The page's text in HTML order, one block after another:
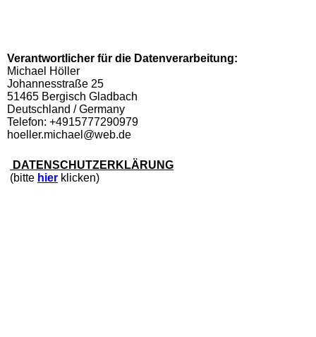
Verantwortlicher für die Datenverarbeitung:
Michael Höller
Johannesstraße 25
51465 Bergisch Gladbach
Deutschland / Germany
Telefon: +4915777290979
hoeller.michael@web.de
DATENSCHUTZERKLÄRUNG
(bitte hier klicken)